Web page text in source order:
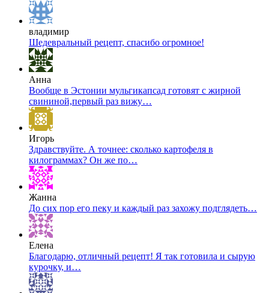
владимир
Шедевральный рецепт, спасибо огромное!
Анна
Вообще в Эстонии мульгикапсад готовят с жирной
свининой,первый раз вижу…
Игорь
Здравствуйте. А точнее: сколько картофеля в
килограммах? Он же по…
Жанна
До сих пор его пеку и каждый раз захожу подглядеть…
Елена
Благодарю, отличный рецепт! Я так готовила и сырую
курочку, и…